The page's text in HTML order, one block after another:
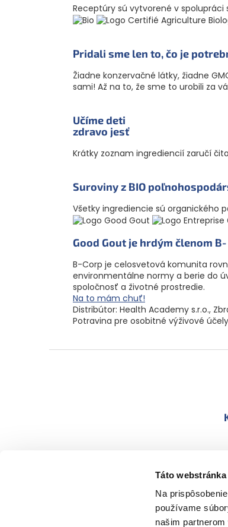
Táto
Na
používame
našim
Receptúry sú vytvorené v
Pridali sme len to, čo je
Žiadne konzervačné látky, žiadne
sami! Až na to, že sme to urobili za
Učíme deti
zdravo jesť
Krátky zoznam ingrediencií zaručí
Suroviny z BIO
Všetky ingrediencie sú organického
Good Gout je hrdým členom
B-Corp je celosvetová komunita
environmentálne normy a berie do
spoločnosť a životné prostredie.
Na to mám chuť!
Distribútor: Health Academy s.r.o.,
Potravina pre osobitné výživové